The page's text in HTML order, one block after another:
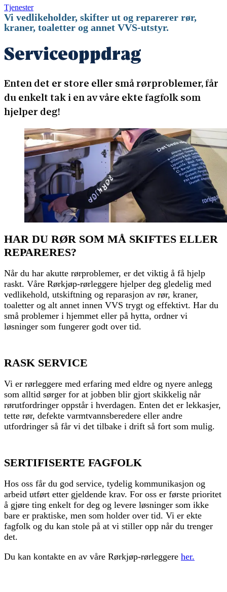
Tjenester
Vi vedlikeholder, skifter ut og reparerer rør,
kraner, toaletter og annet VVS-utstyr.
Serviceoppdrag
Enten det er store eller små rørproblemer, får
du enkelt tak i en av våre ekte fagfolk som
hjelper deg!
HAR DU RØR SOM MÅ SKIFTES ELLER
REPARERES?
Når du har akutte rørproblemer, er det viktig å få hjelp
raskt. Våre Rørkjøp-rørleggere hjelper deg gledelig med
vedlikehold, utskiftning og reparasjon av rør, kraner,
toaletter og alt annet innen VVS trygt og effektivt. Har du
små problemer i hjemmet eller på hytta, ordner vi
løsninger som fungerer godt over tid.
RASK SERVICE
Vi er rørleggere med erfaring med eldre og nyere anlegg
som alltid sørger for at jobben blir gjort skikkelig når
rørutfordringer oppstår i hverdagen. Enten det er lekkasjer,
tette rør, defekte varmtvannsberedere eller andre
utfordringer så får vi det tilbake i drift så fort som mulig.
SERTIFISERTE FAGFOLK
Hos oss får du god service, tydelig kommunikasjon og
arbeid utført etter gjeldende krav. For oss er første prioritet
å gjøre ting enkelt for deg og levere løsninger som ikke
bare er praktiske, men som holder over tid. Vi er ekte
fagfolk og du kan stole på at vi stiller opp når du trenger
det.
Du kan kontakte en av våre Rørkjøp-rørleggere her.